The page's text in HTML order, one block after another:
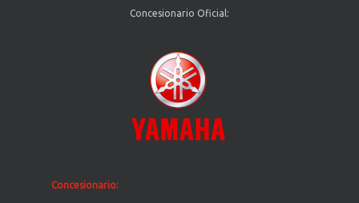
Concesionario Oficial:
Concesionario: